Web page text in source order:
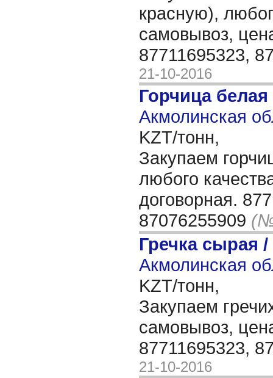
красную),
самовывоз,
87711695323,
21-10-2016
Горчица белая
Акмолинская
KZT/тонн,
Закупаем
любого
договорная.
87076255909
Гречка сырая /
Акмолинская
KZT/тонн,
Закупаем
самовывоз,
87711695323,
21-10-2016